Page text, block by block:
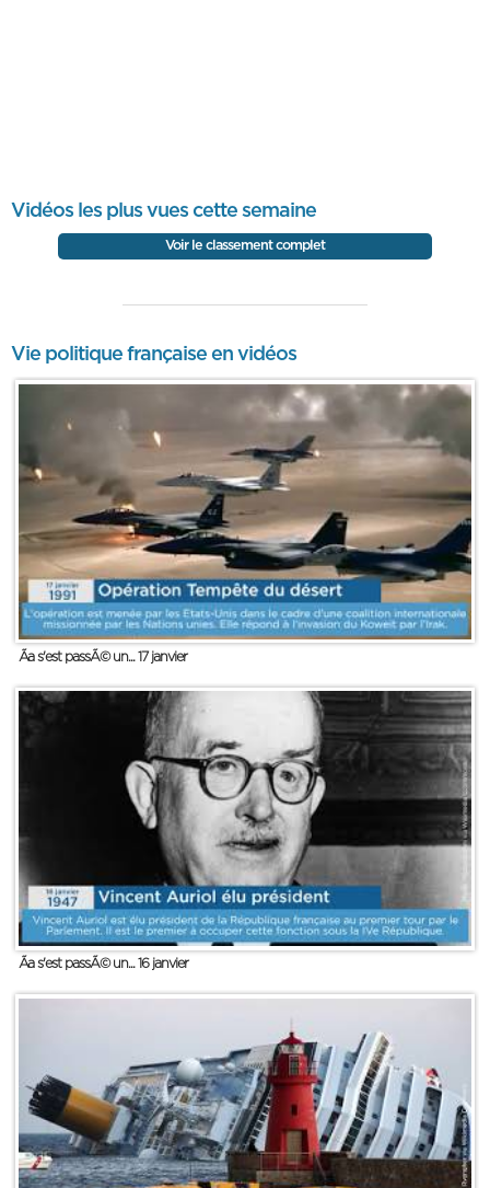
Vidéos les plus vues cette semaine
Voir le classement complet
Vie politique française en vidéos
Ãa s'est passÃ© un... 17 janvier
Ãa s'est passÃ© un... 16 janvier